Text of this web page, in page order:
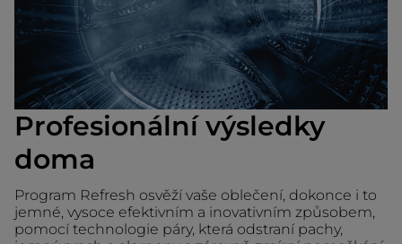
Profesionální výsledky
doma
Program Refresh osvěží vaše oblečení, dokonce i to
jemné, vysoce efektivním a inovativním způsobem,
pomocí technologie páry, která odstraní pachy,